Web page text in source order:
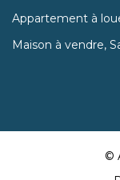
Appartement à
Maison à vendre,
©